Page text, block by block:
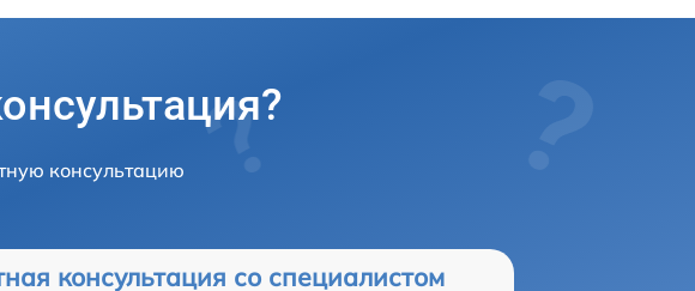
консультацию
консультация со специалистом